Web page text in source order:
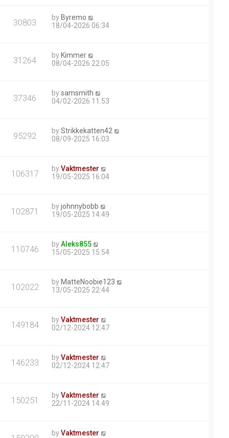
30803 by Byremo
18/04-2026 06:34
31264 by Kimmer
08/04-2026 22:05
37346 bysamsmith
04/02-2026 11:53
95292 byStrikkekatten42
08/09-2025 16:03
106317 byVaktmester
19/05-2025 16:04
102871 byjohnnybobb
19/05-2025 14:49
110746 byAleks855
15/05-2025 15:54
102022 by MatteNoobie123
13/05-2025 22:44
149184 byVaktmester
02/12-2024 12:47
146233 byVaktmester
02/12-2024 12:47
150251 byVaktmester
22/11-2024 14:49
byVaktmester